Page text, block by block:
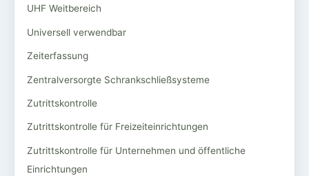
UHF Weitbereich
Universell verwendbar
Zeiterfassung
Zentralversorgte Schrankschließsysteme
Zutrittskontrolle
Zutrittskontrolle für Freizeiteinrichtungen
Zutrittskontrolle für Unternehmen und öffentliche
Einrichtungen